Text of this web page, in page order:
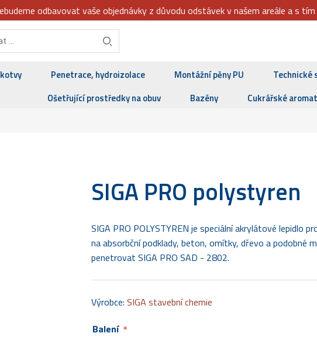
odbavovat vaše objednávky z důvodu odstávek v našem areále a s
Penetrace, hydroizolace Montážní pěny PU Technické
Ošetřující prostředky na obuv
Bazény Cukrářské
SIGA PRO polystyren
SIGA PRO POLYSTYREN je speciální akrylátové
na absorbční podklady, beton, omítky, dřevo a podobné
penetrovat SIGA PRO SAD - 2802.
Výrobce: SIGA stavební chemie
Balení *